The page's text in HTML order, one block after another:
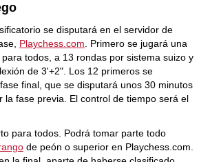
se disputará en el servidor de
Playchess.com. Primero se jugará una
todos, a 13 rondas por sistema suizo y
de 3'+2". Los 12 primeros se
final, que se disputará unos 30 minutos
la fase previa. El control de tiempo será el
para todos. Podrá tomar parte todo
de peón o superior en Playchess.com.